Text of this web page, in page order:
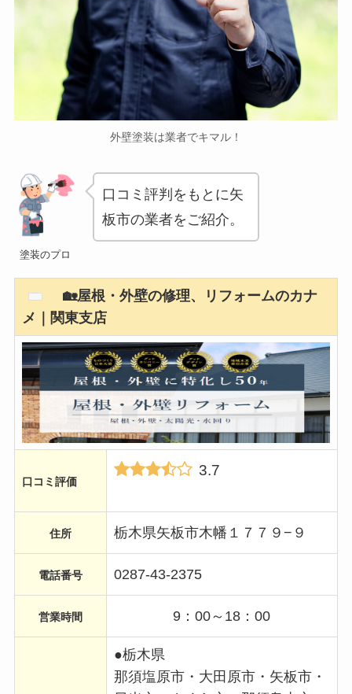
外壁塗装は業者でキマル！
塗装のプロ
口コミ評判をもとに矢
板市の業者をご紹介。
🏡屋根・外壁の修理、リフォームのカナ
メ｜関東支店
口コミ評価
3.7
住所 栃木県矢板市木幡１７７９−９
電話番号 0287-43-2375
営業時間 9：00～18：00
●栃木県
那須塩原市・大田原市・矢板市・